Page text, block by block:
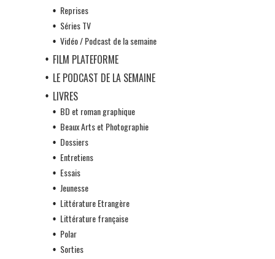
Reprises
Séries TV
Vidéo / Podcast de la semaine
FILM PLATEFORME
LE PODCAST DE LA SEMAINE
LIVRES
BD et roman graphique
Beaux Arts et Photographie
Dossiers
Entretiens
Essais
Jeunesse
Littérature Etrangère
Littérature française
Polar
Sorties